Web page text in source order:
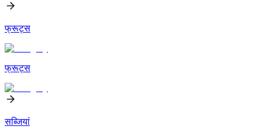
फ्रूट्स
फ्रूट्स
सब्जियां